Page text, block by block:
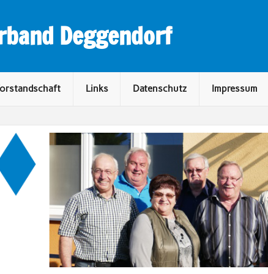
Deggendorf
Links Datenschutz Impressum